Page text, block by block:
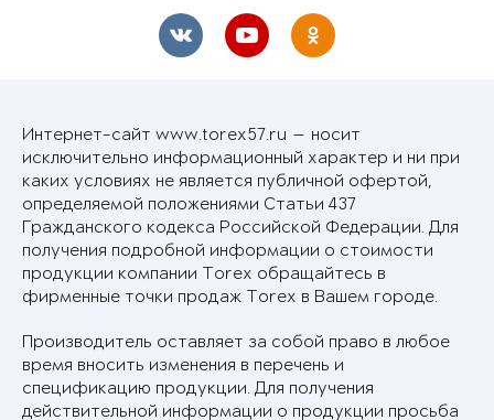
Интернет-сайт www.torex57.ru — носит
исключительно информационный характер и ни при
каких условиях не является публичной офертой,
определяемой положениями Статьи 437
Гражданского кодекса Российской Федерации. Для
получения подробной информации о стоимости
продукции компании Torex обращайтесь в
фирменные точки продаж Torex в Вашем городе.
Производитель оставляет за собой право в любое
время вносить изменения в перечень и
спецификацию продукции. Для получения
действительной информации о продукции просьба